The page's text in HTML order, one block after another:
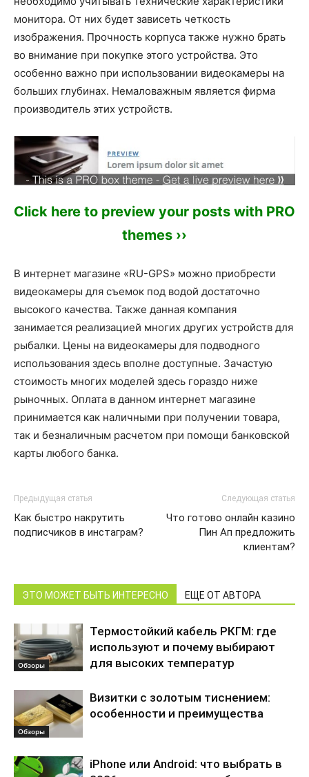
монитора. От них будет зависеть четкость
изображения. Прочность корпуса также нужно брать
во внимание при покупке этого устройства. Это
особенно важно при использовании видеокамеры на
больших глубинах. Немаловажным является фирма
производитель этих устройств.
Click here to preview your posts with PRO
themes ››
В интернет магазине «RU-GPS» можно приобрести
видеокамеры для съемок под водой достаточно
высокого качества. Также данная компания
занимается реализацией многих других устройств для
рыбалки. Цены на видеокамеры для подводного
использования здесь вполне доступные. Зачастую
стоимость многих моделей здесь гораздо ниже
рыночных. Оплата в данном интернет магазине
принимается как наличными при получении товара,
так и безналичным расчетом при помощи банковской
карты любого банка.
Предыдущая статья
Как быстро накрутить
подписчиков в инстаграм?
Следующая статья
Что готово онлайн казино
Пин Ап предложить
клиентам?
ЭТО МОЖЕТ БЫТЬ ИНТЕРЕСНО ЕЩЕ ОТ АВТОРА
Обзоры
Термостойкий кабель РКГМ: где
используют и почему выбирают
для высоких температур
Обзоры
Визитки с золотым тиснением:
особенности и преимущества
iPhone или Android: что выбрать в